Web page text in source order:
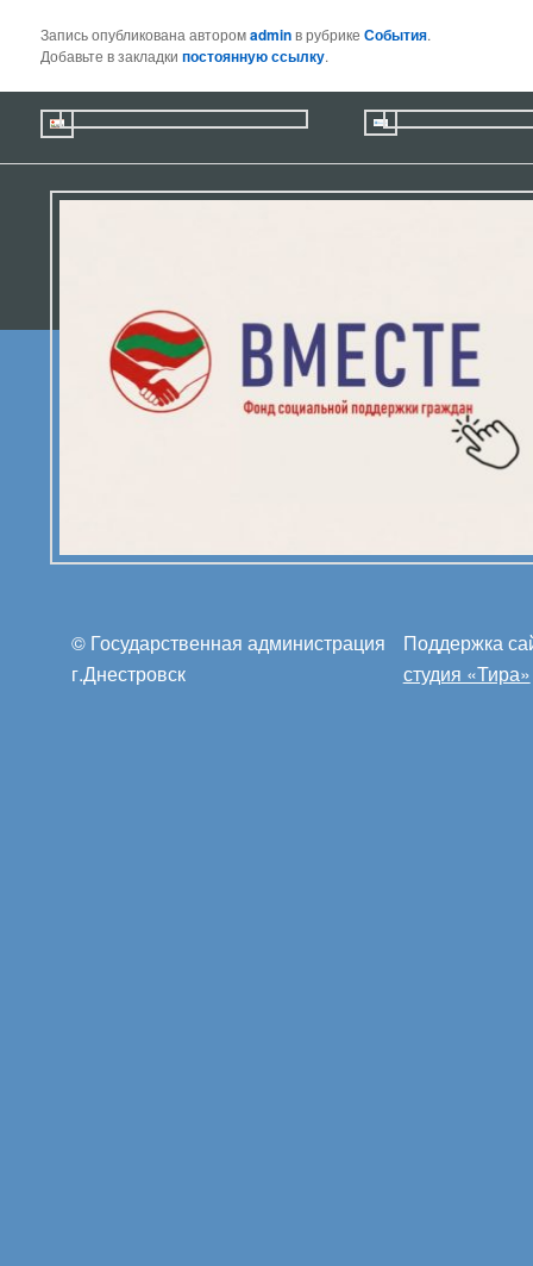
Запись опубликована авторомadminв рубрикеСобытия.
Добавьте в закладкипостоянную ссылку.
© Государственная администрация
г.Днестровск
Поддержка
студия «Тира»